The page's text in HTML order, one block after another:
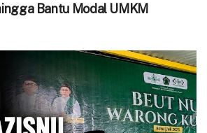
Bantu Modal UMKM